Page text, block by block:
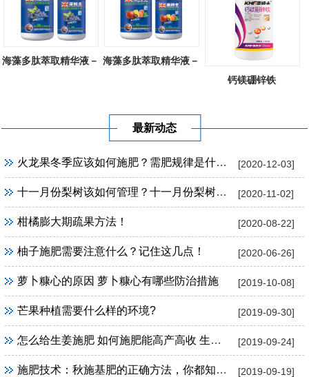
海藻多肽萃取精华液－ 海藻多肽萃取精华液－
钙镁硼锌铁
最新动态
[2020-12-03]
火龙果冬季应该如何施肥？需肥规律是什么？
[2020-11-02]
十一月份梨树该如何管理？十一月份梨树管理方法！
[2020-08-22]
柑橘膨大期疏果方法！
[2020-06-26]
柚子施肥需要注意什么？记住这几点！
[2019-10-08]
萝卜糠心的原因 萝卜糠心有哪些防治措施
[2019-09-30]
芒果种植需要什么样的环境?
[2019-09-24]
怎么给生姜施肥 如何施肥能高产高收 生姜施肥技巧
[2019-09-19]
施肥技术：秋施基肥的正确方法，你都知道吗？